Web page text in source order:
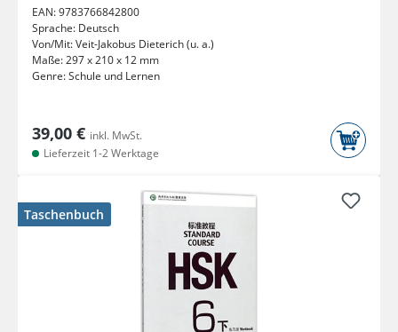
EAN:9783766842800
Sprache: Deutsch
Von/Mit:Veit-Jakobus Dieterich (u. a.)
Maße:297 x 210 x 12 mm
Genre:Schule und Lernen
39,00 € inkl. MwSt.
Lieferzeit 1-2 Werktage
Taschenbuch